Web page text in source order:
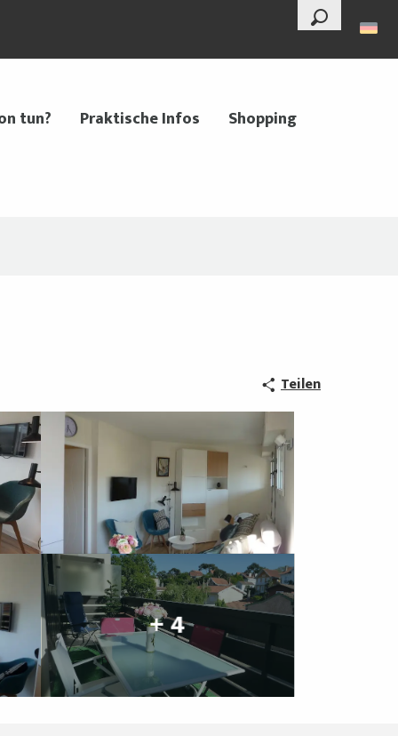
--°
Suche
tun? Praktische Infos Shopping
Teilen
+ 4